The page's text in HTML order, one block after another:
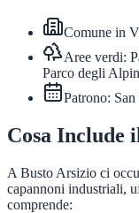
Comune in
Aree verdi:
Parco degli
Patrono:
Cosa Include
A Busto Arsizio ci
capannoni industriali,
comprende: